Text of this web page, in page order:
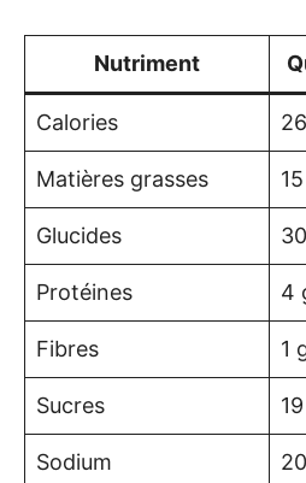
Nutriment
Calories
Matières grasses
Glucides
Protéines 4
Fibres 1
Sucres
Sodium